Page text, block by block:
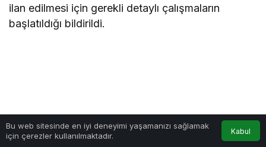
ilan edilmesi için gerekli detaylı çalışmaların
başlatıldığı bildirildi.
Bu web sitesinde en iyi deneyimi yaşamanızı sağlamak
için çerezler kullanılmaktadır.
Kabul